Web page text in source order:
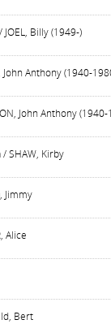
Billy (1949-)
Anthony (1940-
John Anthony (1940-
SHAW, Kirby
Jimmy
Alice
Bert